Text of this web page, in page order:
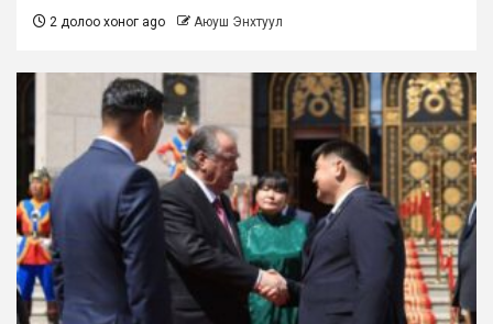
2 долоо хоног ago Аюуш Энхтуул